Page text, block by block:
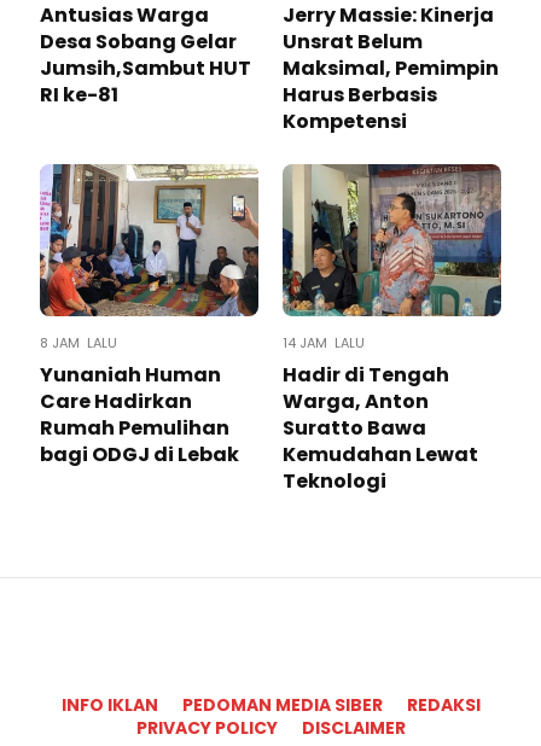
Antusias Warga
Desa Sobang Gelar
Jumsih,Sambut HUT
RI ke-81
Jerry Massie: Kinerja
Unsrat Belum
Maksimal, Pemimpin
Harus Berbasis
Kompetensi
8 JAM LALU
Yunaniah Human
Care Hadirkan
Rumah Pemulihan
bagi ODGJ di Lebak
14 JAM LALU
Hadir di Tengah
Warga, Anton
Suratto Bawa
Kemudahan Lewat
Teknologi ​
INFO IKLAN PEDOMAN MEDIA SIBER
REDAKSI
PRIVACY POLICY
DISCLAIMER